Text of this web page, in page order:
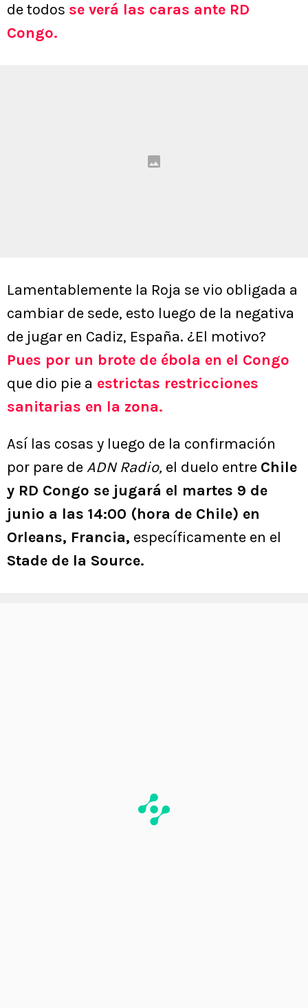
de todos se verá las caras ante RD
Congo.
Lamentablemente la Roja se vio obligada a
cambiar de sede, esto luego de la negativa
de jugar en Cadiz, España. ¿El motivo?
Pues por un brote de ébola en el Congo
que dio pie a estrictas restricciones
sanitarias en la zona.
Así las cosas y luego de la confirmación
por pare deADN Radio, el duelo entre Chile
y RD Congo se jugará el martes 9 de
junio a las 14:00 (hora de Chile) en
Orleans, Francia, específicamente en el
Stade de la Source.